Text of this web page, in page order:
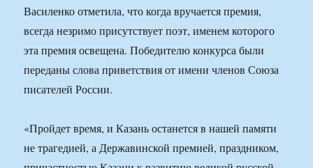
Василенко отметила, что когда вручается премия,
всегда незримо присутствует поэт, именем которого
эта премия освещена. Победителю конкурса были
переданы слова приветствия от имени членов Союза
писателей России.
«Пройдет время, и Казань останется в нашей памяти
не трагедией, а Державинской премией, праздником,